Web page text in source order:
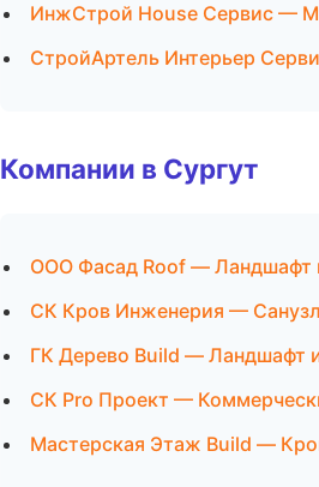
ИнжСтрой House Сервис —
СтройАртель Интерьер
Компании в Сургут
ООО Фасад Roof — Ландшафт
СК Кров Инженерия —
ГК Дерево Build — Ландшафт
СК Pro Проект —
Мастерская Этаж Build —